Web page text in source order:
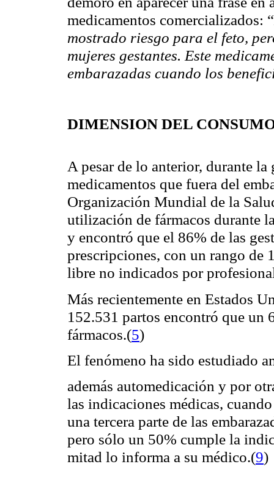
medicamentos comercializados: “
mostrado riesgo para el feto,
mujeres gestantes. Este
embarazadas cuando los
DIMENSION DEL
A pesar de lo anterior, durante la
medicamentos que fuera del
Organización Mundial de la
utilización de fármacos durante
y encontró que el 86% de las
prescripciones, con un rango de
libre no indicados por
Más recientemente en Estados
152.531 partos encontró que un
fármacos.(5)
El fenómeno ha sido estudiado
además automedicación y por
las indicaciones médicas,
una tercera parte de las
pero sólo un 50% cumple la
mitad lo informa a su médico.(9)